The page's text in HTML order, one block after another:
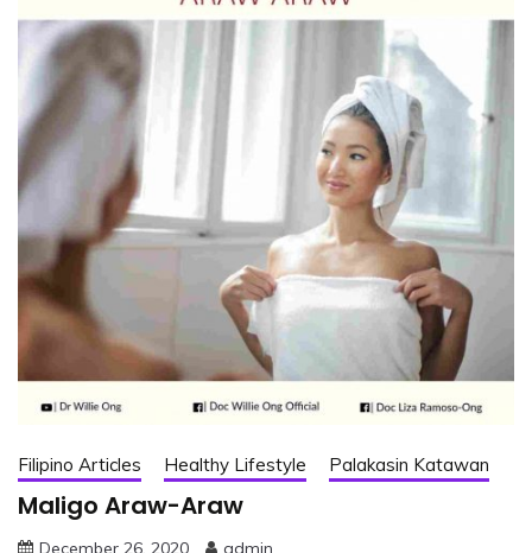
Filipino Articles Healthy Lifestyle Palakasin Katawan
Maligo Araw-Araw